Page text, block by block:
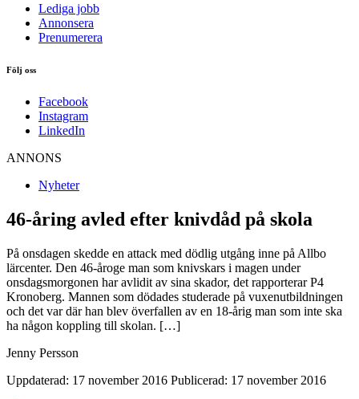
Lediga jobb
Annonsera
Prenumerera
Följ oss
Facebook
Instagram
LinkedIn
ANNONS
Nyheter
46-åring avled efter knivdåd på skola
På onsdagen skedde en attack med dödlig utgång inne på Allbo
lärcenter. Den 46-åroge man som knivskars i magen under
onsdagsmorgonen har avlidit av sina skador, det rapporterar P4
Kronoberg. Mannen som dödades studerade på vuxenutbildningen
och det var där han blev överfallen av en 18-årig man som inte ska
ha någon koppling till skolan. […]
Jenny Persson
Uppdaterad: 17 november 2016 Publicerad: 17 november 2016